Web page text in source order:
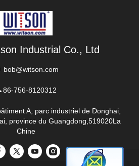
Industrial Co., Ltd
bob@witson.com
86-756-8120312
A, parc industriel de Donghai,
province du Guangdong,519020La
Chine